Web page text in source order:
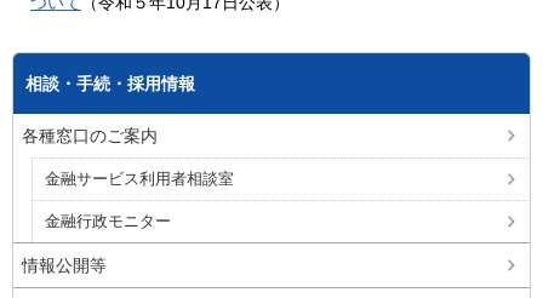
相談・手続・採用情報
各種窓口のご案内
金融サービス利用者相談室
金融行政モニター
情報公開等